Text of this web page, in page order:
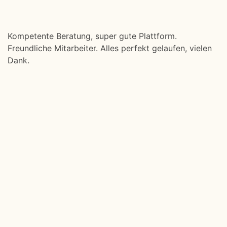
Kompetente Beratung, super gute Plattform.
Freundliche Mitarbeiter. Alles perfekt gelaufen, vielen
Dank.